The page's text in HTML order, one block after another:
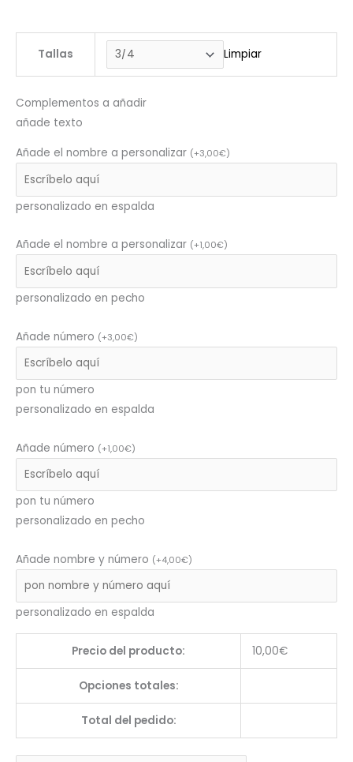
Tallas Limpiar
Complementos a añadir
añade texto
Añade el nombre a personalizar (+3,00€)
personalizado en espalda
Añade el nombre a personalizar (+1,00€)
personalizado en pecho
Añade número (+3,00€)
pon tu número
personalizado en espalda
Añade número (+1,00€)
pon tu número
personalizado en pecho
Añade nombre y número (+4,00€)
personalizado en espalda
Precio del producto: 10,00€
Opciones totales:
Total del pedido: